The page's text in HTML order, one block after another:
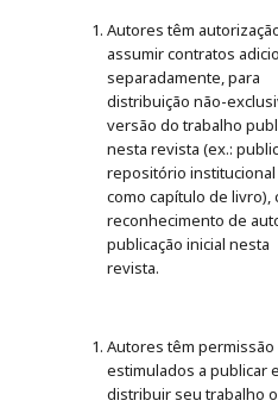
Autores têm
assumir contratos
separadamente, para
distribuição não-
versão do trabalho
nesta revista (ex.:
repositório institucional
como capítulo de livro),
reconhecimento de
publicação inicial nesta
revista.
Autores têm permissão
estimulados a publicar e
distribuir seu trabalho